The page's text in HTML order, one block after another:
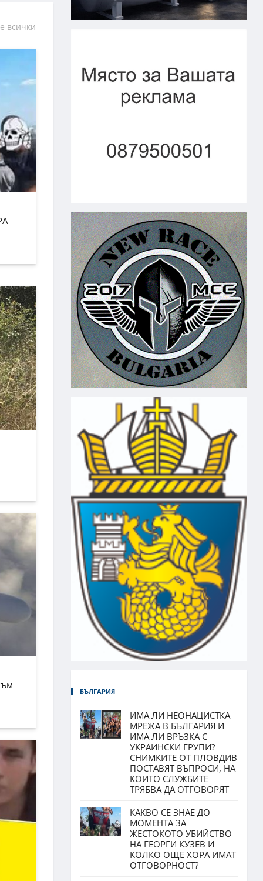
всички
БЪЛГАРИЯ
ИМА ЛИ НЕОНАЦИСТКА
МРЕЖА В БЪЛГАРИЯ И
ИМА ЛИ ВРЪЗКА С
УКРАИНСКИ ГРУПИ?
СНИМКИТЕ ОТ ПЛОВДИВ
ПОСТАВЯТ ВЪПРОСИ, НА
КОИТО СЛУЖБИТЕ
ТРЯБВА ДА ОТГОВОРЯТ
КАКВО СЕ ЗНАЕ ДО
МОМЕНТА ЗА
ЖЕСТОКОТО УБИЙСТВО
НА ГЕОРГИ КУЗЕВ И
КОЛКО ОЩЕ ХОРА ИМАТ
ОТГОВОРНОСТ?